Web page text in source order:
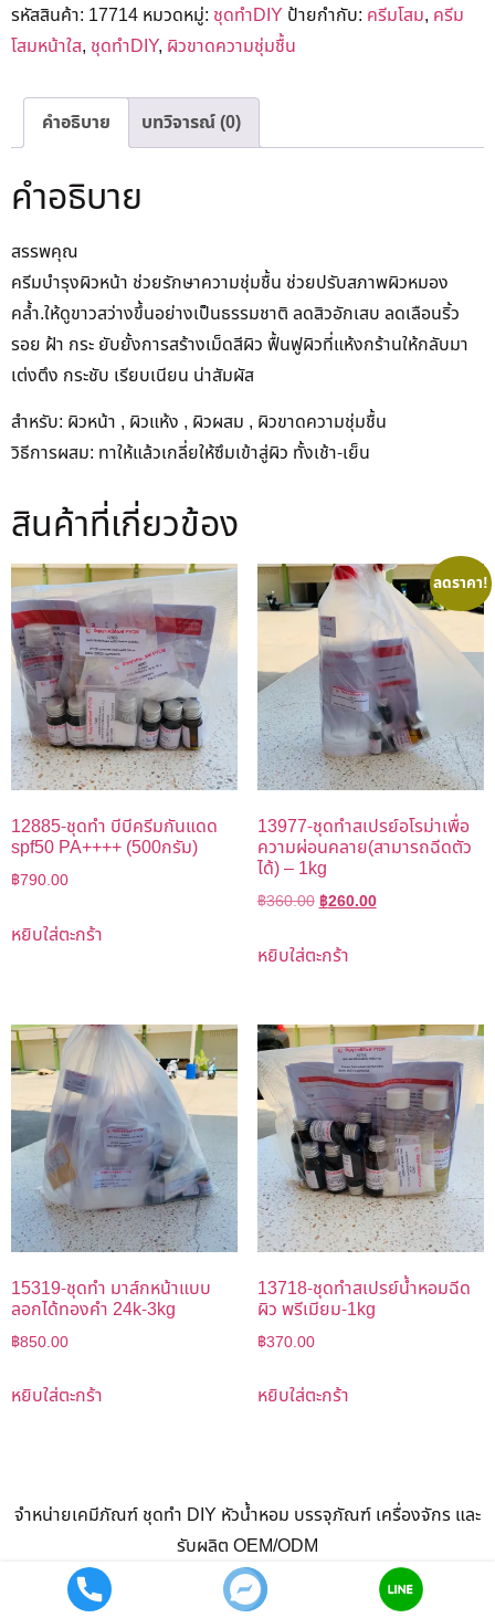
รหัสสินค้า: 17714 หมวดหมู่: ชุดทำDIY ป้ายกำกับ: ครีมโสม, ครีม
โสมหน้าใส, ชุดทำDIY, ผิวขาดความชุ่มชื้น
คำอธิบาย บทวิจารณ์ (0)
คำอธิบาย
สรรพคุณ
ครีมบำรุงผิวหน้า ช่วยรักษาความชุ่มชื้น ช่วยปรับสภาพผิวหมอง
คล้ำ.ให้ดูขาวสว่างขึ้นอย่างเป็นธรรมชาติ ลดสิวอักเสบ ลดเลือนริ้ว
รอย ฝ้า กระ ยับยั้งการสร้างเม็ดสีผิว ฟื้นฟูผิวที่แห้งกร้านให้กลับมา
เต่งตึง กระชับ เรียบเนียน น่าสัมผัส
สำหรับ: ผิวหน้า , ผิวแห้ง , ผิวผสม , ผิวขาดความชุ่มชื้น
วิธีการผสม: ทาให้แล้วเกลี่ยให้ซึมเข้าสู่ผิว ทั้งเช้า-เย็น
สินค้าที่เกี่ยวข้อง
12885-ชุดทำ บีบีครีมกันแดด
spf50 PA++++ (500กรัม)
฿790.00
หยิบใส่ตะกร้า
ลดราคา!
13977-ชุดทำสเปรย์อโรม่าเพื่อ
ความผ่อนคลาย(สามารถฉีดตัว
ได้) – 1kg
฿360.00฿260.00
หยิบใส่ตะกร้า
15319-ชุดทำ มาส์กหน้าแบบ
ลอกได้ทองคำ 24k-3kg
฿850.00
หยิบใส่ตะกร้า
13718-ชุดทำสเปรย์น้ำหอมฉีด
ผิว พรีเมียม-1kg
฿370.00
หยิบใส่ตะกร้า
จำหน่ายเคมีภัณฑ์ ชุดทำ DIY หัวน้ำหอม บรรจุภัณฑ์ เครื่องจักร และ
รับผลิต OEM/ODM
สินค้า
แนะนำสินค้า
รับผลิต ทำแบรนด์ OEM